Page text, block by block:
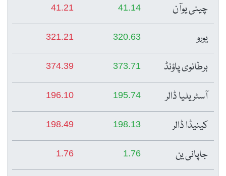
چینی یوآن
41.14
41.21
یورو 320.63
321.21
برطانوی پاؤنڈ 373.71
374.39
آسٹریلیا ڈالر 195.74
196.10
کینیڈا ڈالر 198.13
198.49
جاپانی ین 1.76
1.76